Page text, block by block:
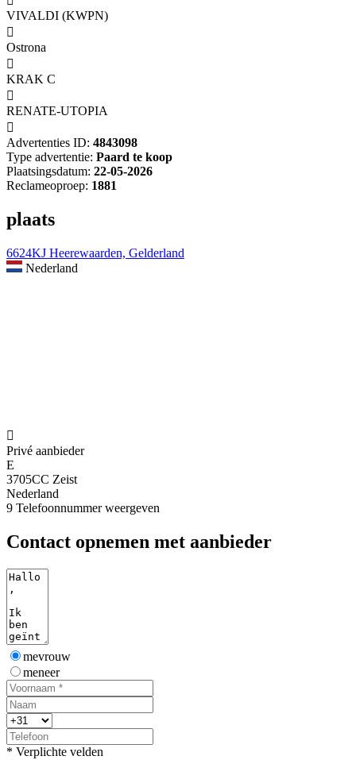
VIVALDI (KWPN)

Ostrona

KRAK C

RENATE-UTOPIA

Advertenties ID: 4843098
Type advertentie: Paard te koop
Plaatsingsdatum: 22-05-2026
Reclameoproep: 1881
plaats
6624KJ Heerewaarden, Gelderland
Nederland

Privé aanbieder
E
3705CC Zeist
Nederland
9 Telefoonnummer weergeven
Contact opnemen met aanbieder
mevrouw
meneer
* Verplichte velden